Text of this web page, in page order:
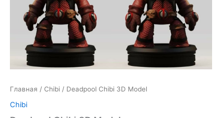
Главная / Chibi / Deadpool Chibi 3D Model
Chibi